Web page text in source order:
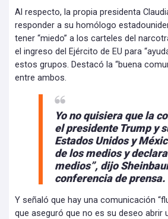
Al respecto, la propia presidenta
responder a su homólogo
tener “miedo” a los carteles del
el ingreso del Ejército de EU para
estos grupos. Destacó la “buena
entre ambos.
Yo no quisiera que la
el presidente Trump y
Estados Unidos y
de los medios y
medios”, dijo
conferencia de prensa.
Y señaló que hay una comunicación
que aseguró que no es su deseo abrir